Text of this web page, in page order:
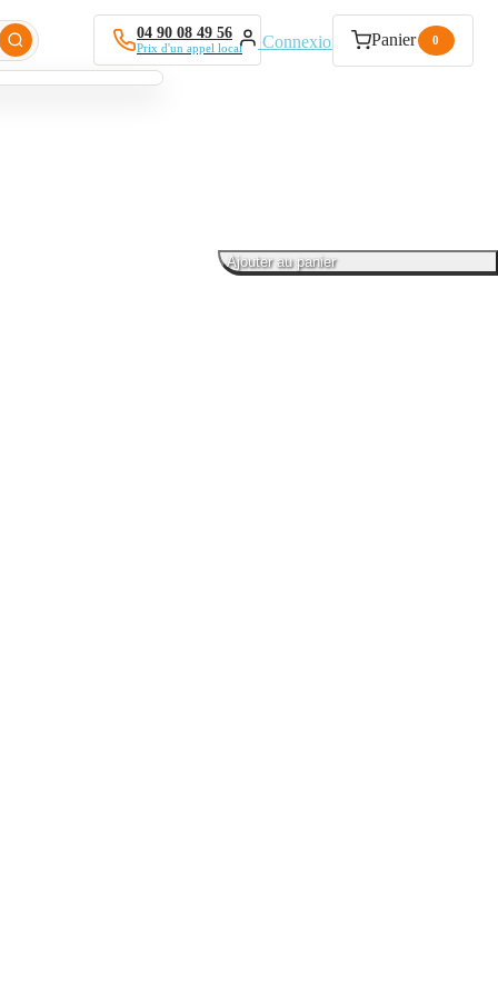
04 90 08 49 56
Prix d'un appel local Connexion Panier 0
Ajouter au panier